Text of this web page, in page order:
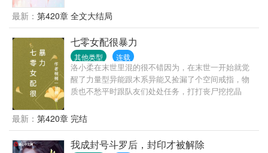
健气体育生＆占有欲极强病娇美男
娃。更有奇葩小姑子，整天在婆婆身边添油加醋。江
静瑶；想要我的命，想卖我的娃，那你们就放马过来
试试。你们谁拿了我的东西，赶紧给我还回来。吃了
的，也得给我吐出来。还有那个被人惦记的男人，嗯
～长的还不错；那就和娃一起接受了吧！至于弃妇那
是不可能的，！本文架空，主线是平行世界，所有剧
情都是想象，如和现实不同，轻点喷！
最新： 第420章 全文大结局
七零女配很暴力
其他类型 连载
洛小柔在末世里混的很不错因为，在末世一开始就觉
醒了力量型异能跟木系异能又捡漏了个空间戒指，物
质也不愁平时跟队友们处处任务，打打丧尸挖挖晶
刚刚看的狗血小说，是一本七零年代文，小说里又个
跟洛小柔一样的名字还是跟女主抢男主的女配，女配
抢不到男主爱而不得，就想把女主毁掉，就找到村里
最新： 第420章 完结
我成封号斗罗后，封印才被解除